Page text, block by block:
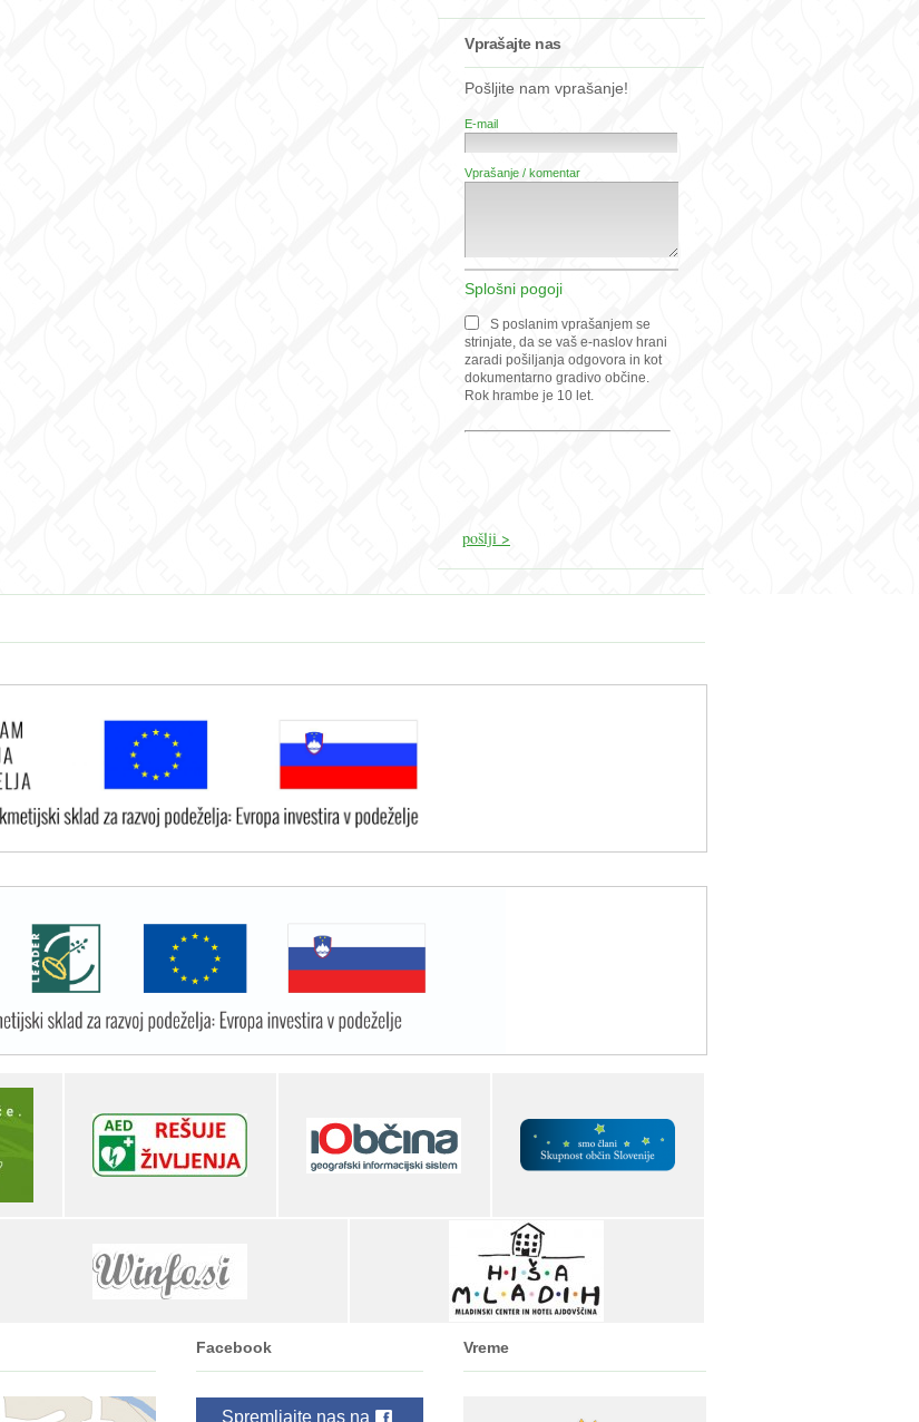
Vprašajte nas
Pošljite nam vprašanje!
E-mail
Vprašanje / komentar
Splošni pogoji
S poslanim vprašanjem se
strinjate, da se vaš e-naslov hrani
zaradi pošiljanja odgovora in kot
dokumentarno gradivo občine.
Rok hrambe je 10 let.
Facebook
Spremljajte nas na
Vreme